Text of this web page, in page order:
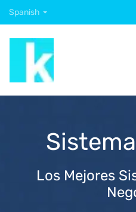
Spanish
Los Mejores